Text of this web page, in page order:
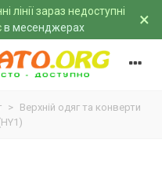
лінії зараз недоступні
в месенджерах ×
> Верхній одяг та конверти